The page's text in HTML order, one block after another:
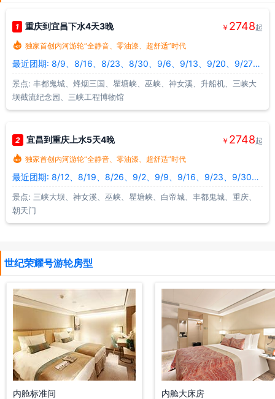
1 重庆到宜昌下水4天3晚 ￥ 2748起
 独家首创内河游轮“全静音、零油漆、超舒适”时代
最近团期: 8/9、8/16、8/23、8/30、9/6、9/13、9/20、9/27、10/4、10/11
景点: 丰都鬼城、烽烟三国、瞿塘峡、巫峡、神女溪、升船机、三峡大
坝截流纪念园、三峡工程博物馆
2 宜昌到重庆上水5天4晚 ￥ 2748起
 独家首创内河游轮“全静音、零油漆、超舒适”时代
最近团期: 8/12、8/19、8/26、9/2、9/9、9/16、9/23、9/30、10/7、10/14
景点: 三峡大坝、神女溪、巫峡、瞿塘峡、白帝城、丰都鬼城、重庆、
朝天门
世纪荣耀号游轮房型
内舱标准间 内舱大床房